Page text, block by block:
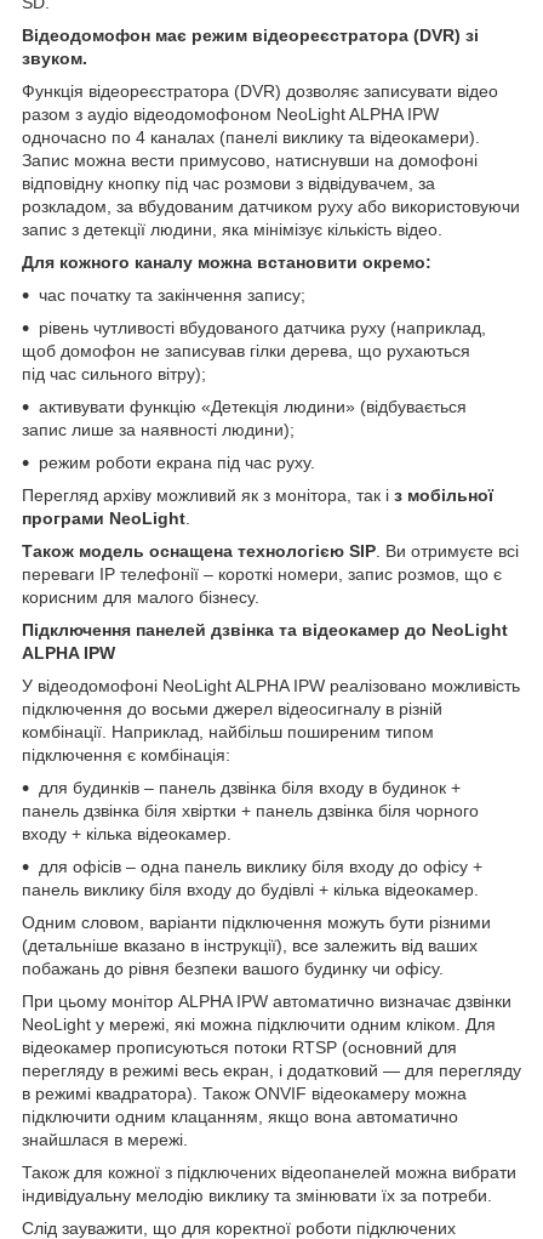
Відеодомофон має режим відеореєстратора (DVR) зі
звуком.
Функція відеореєстратора (DVR) дозволяє записувати відео
разом з аудіо відеодомофоном NeoLight ALPHA IPW
одночасно по 4 каналах (панелі виклику та відеокамери).
Запис можна вести примусово, натиснувши на домофоні
відповідну кнопку під час розмови з відвідувачем, за
розкладом, за вбудованим датчиком руху або використовуючи
запис з детекції людини, яка мінімізує кількість відео.
Для кожного каналу можна встановити окремо:
час початку та закінчення запису;
рівень чутливості вбудованого датчика руху (наприклад,
щоб домофон не записував гілки дерева, що рухаються
під час сильного вітру);
активувати функцію «Детекція людини» (відбувається
запис лише за наявності людини);
режим роботи екрана під час руху.
Перегляд архіву можливий як з монітора, так і з мобільної
програми NeoLight
Також модель оснащена технологією SIP . Ви отримуєте всі
переваги IP телефонії – короткі номери, запис розмов, що є
корисним для малого бізнесу.
Підключення панелей дзвінка та відеокамер до NeoLight
ALPHA IPW
У відеодомофоні NeoLight ALPHA IPW реалізовано можливість
підключення до восьми джерел відеосигналу в різній
комбінації. Наприклад, найбільш поширеним типом
підключення є комбінація:
для будинків – панель дзвінка біля входу в будинок +
панель дзвінка біля хвіртки + панель дзвінка біля чорного
входу + кілька відеокамер.
для офісів – одна панель виклику біля входу до офісу +
панель виклику біля входу до будівлі + кілька відеокамер.
Одним словом, варіанти підключення можуть бути різними
(детальніше вказано в інструкції), все залежить від ваших
побажань до рівня безпеки вашого будинку чи офісу.
При цьому монітор ALPHA IPW автоматично визначає дзвінки
NeoLight у мережі, які можна підключити одним кліком. Для
відеокамер прописуються потоки RTSP (основний для
перегляду в режимі весь екран, і додатковий — для перегляду
в режимі квадратора). Також ONVIF відеокамеру можна
підключити одним клацанням, якщо вона автоматично
знайшлася в мережі.
Також для кожної з підключених відеопанелей можна вибрати
індивідуальну мелодію виклику та змінювати їх за потреби.
Слід зауважити, що для коректної роботи підключених